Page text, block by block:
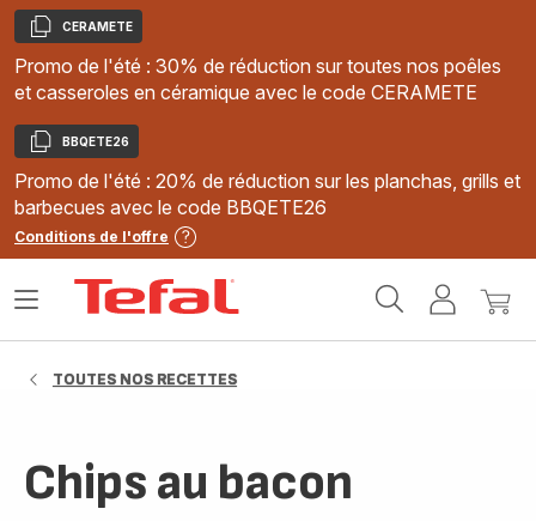
Copier
CERAMETE
Promo de l'été : 30% de réduction sur toutes nos poêles
et casseroles en céramique avec le code CERAMETE
Copier
BBQETE26
Promo de l'été : 20% de réduction sur les planchas, grills et
barbecues avec le code BBQETE26
Conditions de l'offre
MonMon
Ouvrir
TOUTES NOS RECETTES
Chips au bacon